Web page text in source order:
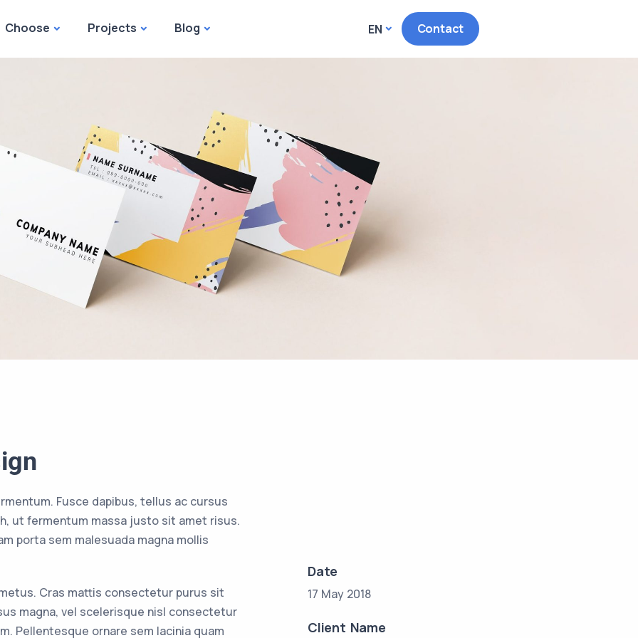
Choose Projects Blog EN Contact
Fusce dapibus, tellus ac cursus
ut fermentum massa justo sit amet risus.
porta sem malesuada magna mollis
Cras mattis consectetur purus sit
magna, vel scelerisque nisl consectetur
Pellentesque ornare sem lacinia quam
Date
17 May 2018
Client Name